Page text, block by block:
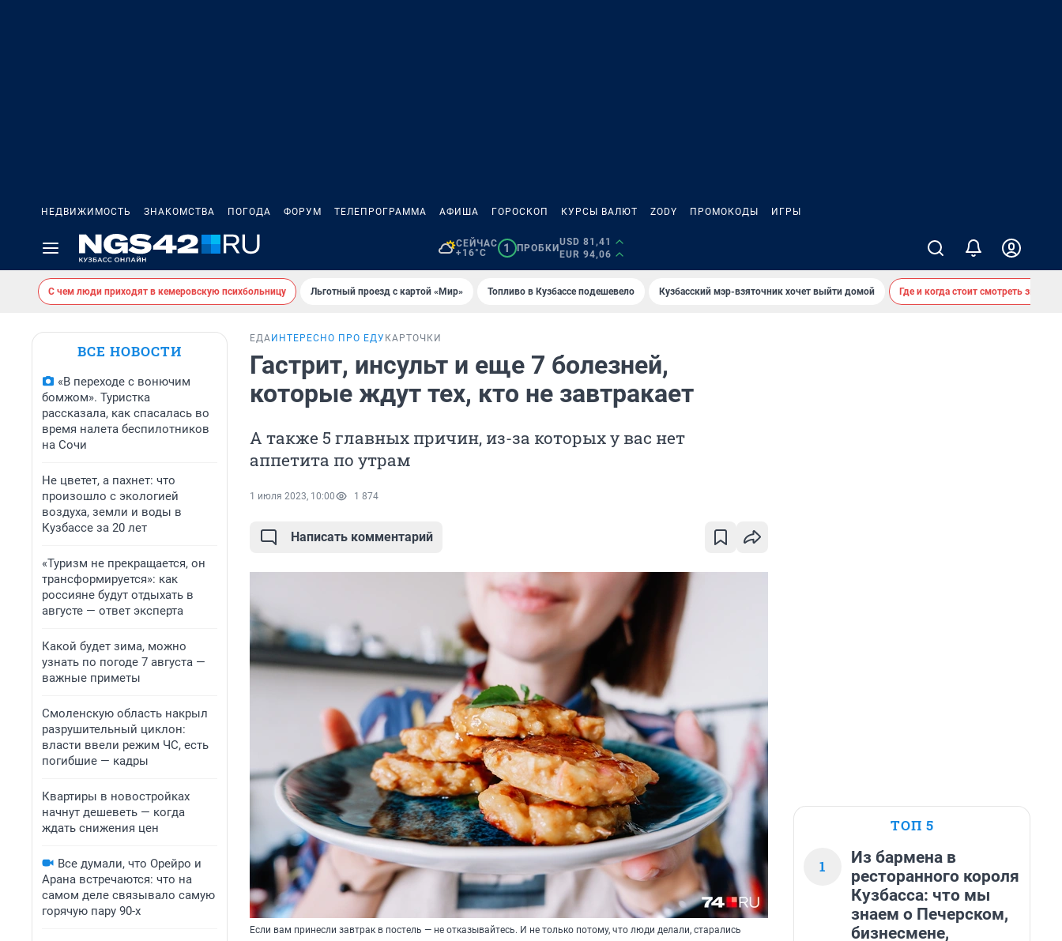
НЕДВИЖИМОСТЬ ЗНАКОМСТВА ПОГОДА ФОРУМ ТЕЛЕПРОГРАММА АФИША ГОРОСКОП КУРСЫ ВАЛЮТ ZODY ПРОМОКОДЫ ИГРЫ
СЕЙЧАС
+16°C
1 ПРОБКИ
USD 81,41
EUR 94,06
С чем люди приходят в кемеровскую психбольницу Льготный проезд с картой «Мир» Топливо в Кузбассе подешевело Кузбасский мэр-взяточник хочет выйти домой Где и когда стоит смотреть
ВСЕ НОВОСТИ
«В переходе с вонючим
бомжом». Туристка
рассказала, как спасалась во
время налета беспилотников
на Сочи
Не цветет, а пахнет: что
произошло с экологией
воздуха, земли и воды в
Кузбассе за 20 лет
«Туризм не прекращается, он
трансформируется»: как
россияне будут отдыхать в
августе — ответ эксперта
Какой будет зима, можно
узнать по погоде 7 августа —
важные приметы
Смоленскую область накрыл
разрушительный циклон:
власти ввели режим ЧС, есть
погибшие — кадры
Квартиры в новостройках
начнут дешеветь — когда
ждать снижения цен
Все думали, что Орейро и
Арана встречаются: что на
самом деле связывало самую
горячую пару 90-х
ЕДА ИНТЕРЕСНО ПРО ЕДУ КАРТОЧКИ
Гастрит, инсульт и еще 7 болезней,
которые ждут тех, кто не завтракает
А также 5 главных причин, из-за которых у вас нет
аппетита по утрам
1 июля 2023, 10:00 1 874
Написать комментарий
Если вам принесли завтрак в постель — не отказывайтесь. И не только потому, что люди делали, старались
ТОП 5
1
Из бармена в
ресторанного короля
Кузбасса: что мы
знаем о Печерском,
бизнесмене,